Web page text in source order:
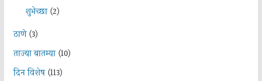
शुभेच्छा(2)
ठाणे(3)
ताज्या बातम्या(10)
दिन विशेष(113)